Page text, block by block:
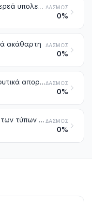
Πίτες και άλλα στερεά υπολείμματα, έστω και σπασμένα ή συσσωματωμένα με μορφή σβόλων, από την εξαγωγή φυτικών ή μικροβιακών λιπών ή λαδιών, άλλα από εκείνα των κλάσεων 2304 ή 2305 ΔΑΣΜΌΣ
0%
ακάθαρτη ΔΑΣΜΌΣ
0%
Φυτικές ύλες και φυτικά απορρίμματα, κατάλοιπα και υποπροϊόντα φυτικά, έστω και συσσωματωμένα με μορφή σβόλων, των τύπων που χρησιμοποιούνται για τη διατροφή των ζώων, που δεν κατονομάζονται ούτε περιλαμβάνονται αλλούΔΑΣΜΌΣ
0%
Παρασκευάσματα των τύπων που χρησιμοποιούνται για τη διατροφή των ζώων ΔΑΣΜΌΣ
0%